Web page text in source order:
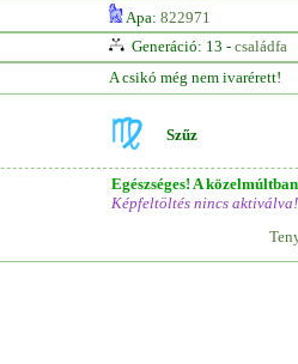
Apa: 822971
Generáció: 13 - családfa
A csikó még nem ivarérett!
Szűz
Egészséges! A
Képfeltöltés nincs aktiválva!